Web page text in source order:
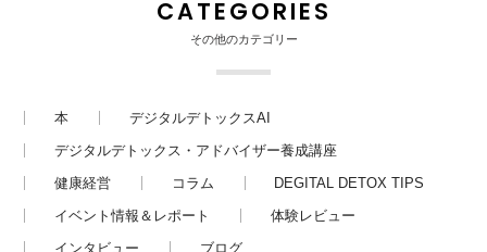
CATEGORIES
その他のカテゴリー
本
デジタルデトックスAI
デジタルデトックス・アドバイザー養成講座
健康経営
コラム
DEGITAL DETOX TIPS
イベント情報＆レポート
体験レビュー
インタビュー
ブログ